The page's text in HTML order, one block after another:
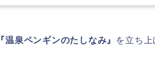
『温泉ペンギンのたしなみ』 を立ち